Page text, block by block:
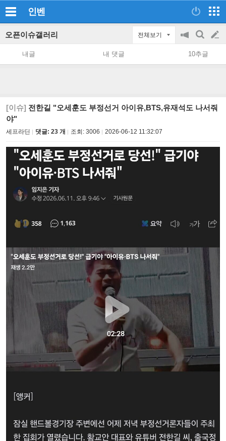
인벤
오픈이슈갤러리 전체보기
공
지
on/off
검
색
글
쓰
내글 내 댓글 10추글
[이슈] 전한길 "오세훈도 부정선거 아이유,BTS,유재석도 나서줘
야"
세프라딘 댓글: 23 개 조회: 3006 2026-06-12 11:32:07